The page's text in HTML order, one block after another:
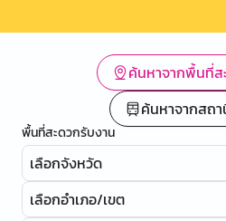
ค้นหาจากพื้นที่ส
ค้นหาจากสถ
พื้นที่สะดวกรับงาน
เลือกจังหวัด
เลือกอำเภอ/เขต